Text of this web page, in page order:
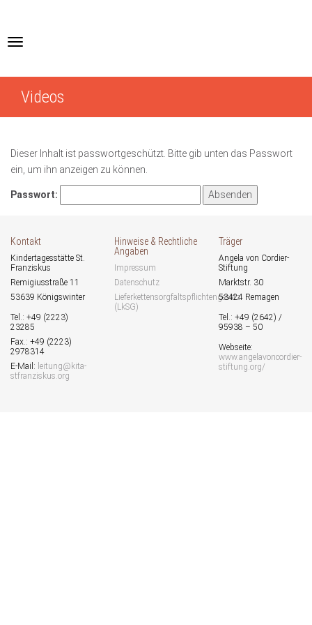
main
Toggle
Videos
Dieser Inhalt ist passwortgeschützt. Bitte gib unten das Passwort
ein, um ihn anzeigen zu können.
Passwort:
Kontakt
Kindertagesstätte St.
Franziskus
Remigiusstraße 11
53639 Königswinter
Tel.: +49 (2223)
23285
Fax.: +49 (2223)
2978314
E-Mail: leitung@kita-
stfranziskus.org
Hinweise & Rechtliche
Angaben
Impressum
Datenschutz
Lieferkettensorgfaltspflichtengesetz
(LkSG)
Träger
Angela von Cordier-
Stiftung
Marktstr. 30
53424 Remagen
Tel.: +49 (2642) /
95938 – 50
Webseite:
www.angelavoncordier-
stiftung.org/